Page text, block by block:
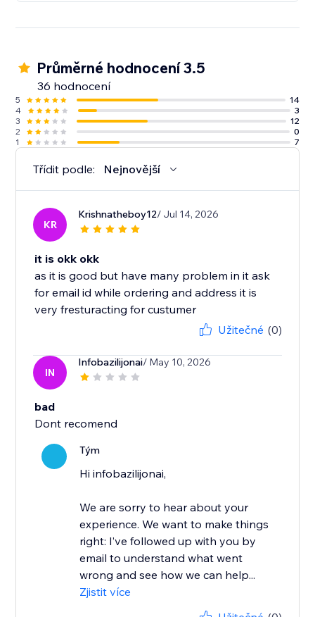
Průměrné hodnocení 3.5
36 hodnocení
5
14
4
3
3
12
2
0
1
7
Třídit podle: Nejnovější
KR
Krishnatheboy12/ Jul 14, 2026
it is okk okk
as it is good but have many problem in it ask
for email id while ordering and address it is
very fresturacting for custumer
Užitečné (0)
IN
Infobazilijonai/ May 10, 2026
bad
Dont recomend
Tým
Hi infobazilijonai,
We are sorry to hear about your
experience. We want to make things
right: I’ve followed up with you by
email to understand what went
wrong and see how we can help...
Zjistit více